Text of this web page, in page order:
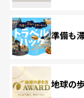
準備も
地球の